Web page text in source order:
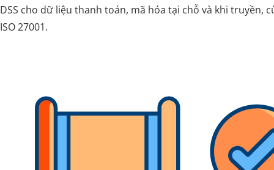
DSS cho dữ liệu thanh toán, mã hóa tại chỗ và khi truyền,
ISO 27001.